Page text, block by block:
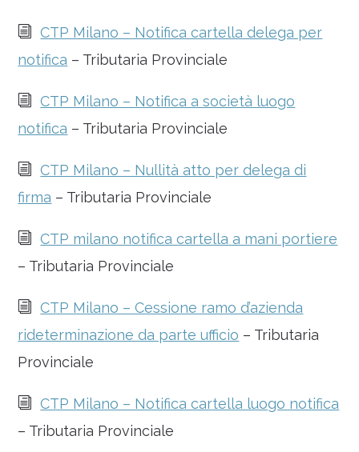
i
CTP Milano – Notifica cartella delega per
notifica – Tributaria Provinciale
i
CTP Milano – Notifica a società luogo
notifica – Tributaria Provinciale
i
CTP Milano – Nullità atto per delega di
firma – Tributaria Provinciale
i
CTP milano notifica cartella a mani portiere
– Tributaria Provinciale
i
CTP Milano – Cessione ramo d’azienda
rideterminazione da parte ufficio – Tributaria
Provinciale
i
CTP Milano – Notifica cartella luogo notifica
– Tributaria Provinciale